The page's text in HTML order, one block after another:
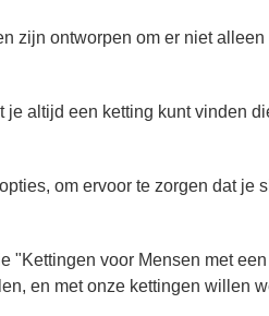
zijn ontworpen om er niet alleen
altijd een ketting kunt vinden
om ervoor te zorgen dat je
"Kettingen voor Mensen met
en met onze kettingen willen